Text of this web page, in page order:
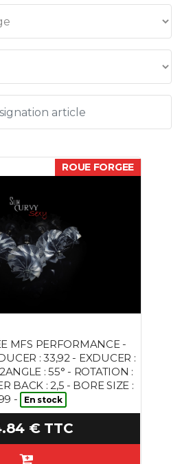
ROUE FORGEE
MFS PERFORMANCE -
: 33,92 - EXDUCER :
: 55° - ROTATION :
BACK : 2,5 - BORE SIZE :
-
En stock
€ TTC